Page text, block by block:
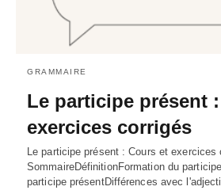
GRAMMAIRE
Le participe présent
exercices corrigés
Le participe présent : Cours et exercices
SommaireDéfinitionFormation du
participe présentDifférences avec